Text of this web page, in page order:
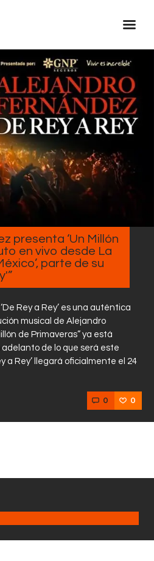
APP
presenta ‘Un Millón
en vivo desde La
parte de su
Rey a Rey’ es una auténtica
musical de Alejandro
de Primaveras” ya está
adelanto de lo que será este
a Rey’ llegará oficialmente el 24
0 0